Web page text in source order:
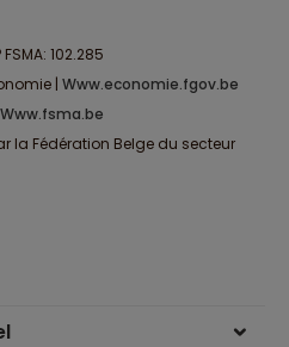
102.285
|
www.economie.fgov.be
www.fsma.be
la Fédération Belge du secteur